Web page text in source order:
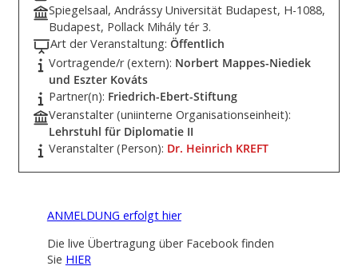
Spiegelsaal, Andrássy Universität Budapest, H-1088,
Budapest, Pollack Mihály tér 3.
Art der Veranstaltung: Öffentlich
Vortragende/r (extern): Norbert Mappes-Niediek
und Eszter Kováts
Partner(n): Friedrich-Ebert-Stiftung
Veranstalter (uniinterne Organisationseinheit):
Lehrstuhl für Diplomatie II
Veranstalter (Person): Dr. Heinrich KREFT
ANMELDUNG erfolgt hier
Die live Übertragung über Facebook finden
Sie HIER